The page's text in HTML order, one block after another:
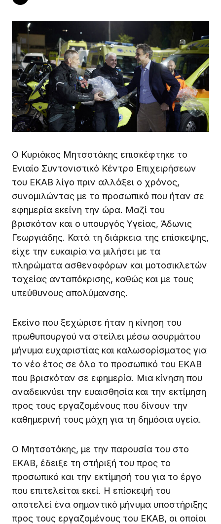
Ο Κυριάκος Μητσοτάκης επισκέφτηκε το
Ενιαίο Συντονιστικό Κέντρο Επιχειρήσεων
του ΕΚΑΒ λίγο πριν αλλάξει ο χρόνος,
συνομιλώντας με το προσωπικό που ήταν σε
εφημερία εκείνη την ώρα. Μαζί του
βρισκόταν και ο υπουργός Υγείας, Άδωνις
Γεωργιάδης. Κατά τη διάρκεια της επίσκεψης,
είχε την ευκαιρία να μιλήσει με τα
πληρώματα ασθενοφόρων και μοτοσικλετών
ταχείας ανταπόκρισης, καθώς και με τους
υπεύθυνους απολύμανσης.
Εκείνο που ξεχώρισε ήταν η κίνηση του
πρωθυπουργού να στείλει μέσω ασυρμάτου
μήνυμα ευχαριστίας και καλωσορίσματος για
το νέο έτος σε όλο το προσωπικό του ΕΚΑΒ
που βρισκόταν σε εφημερία. Μια κίνηση που
αναδεικνύει την ευαισθησία και την εκτίμηση
προς τους εργαζομένους που δίνουν την
καθημερινή τους μάχη για τη δημόσια υγεία.
Ο Μητσοτάκης, με την παρουσία του στο
ΕΚΑΒ, έδειξε τη στήριξή του προς το
προσωπικό και την εκτίμησή του για το έργο
που επιτελείται εκεί. Η επίσκεψή του
αποτελεί ένα σημαντικό μήνυμα υποστήριξης
προς τους εργαζομένους του ΕΚΑΒ, οι οποίοι